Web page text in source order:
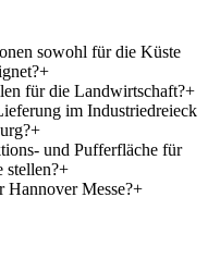
sowohl für die Küste
+
für die Landwirtschaft?+
im Industriedreieck
+
und Pufferfläche für
stellen?+
Hannover Messe?+